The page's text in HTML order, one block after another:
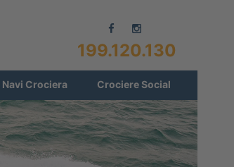
199.120.130
Navi Crociera Crociere Social